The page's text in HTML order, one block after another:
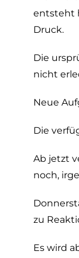
entsteht
Druck.
Die
nicht
Neue
Die
Ab jetzt
noch,
zu
Es wird